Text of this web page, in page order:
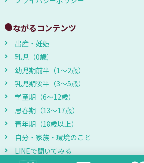
つながるコンテンツ
出産・妊娠
乳児（0歳）
幼児期前半（1～2歳）
乳児期後半（3～5歳）
学童期（6～12歳）
思春期（13～17歳）
青年期（18歳以上）
自分・家族・環境のこと
LINEで聞いてみる